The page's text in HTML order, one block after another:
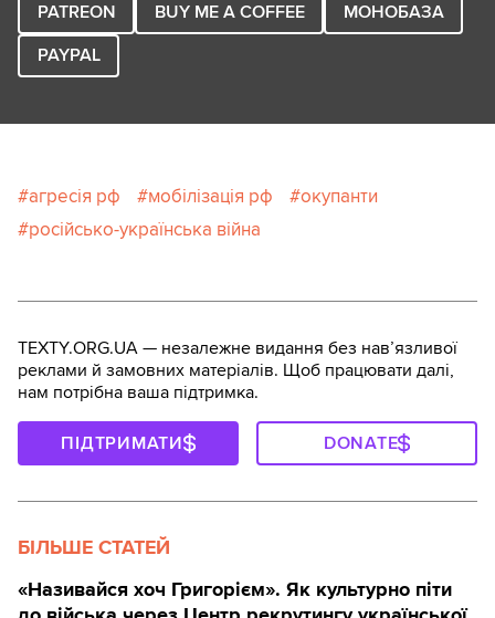
PATREON BUY ME A COFFEE
МОНОБАЗА
PAYPAL
агресія рф мобілізація рф
окупанти
російсько-українська війна
TEXTY.ORG.UA — незалежне видання без навʼязливої
реклами й замовних матеріалів. Щоб працювати далі,
нам потрібна ваша підтримка.
ПІДТРИМАТИ DONATE
БІЛЬШЕ СТАТЕЙ
«Називайся хоч Григорієм». Як культурно піти